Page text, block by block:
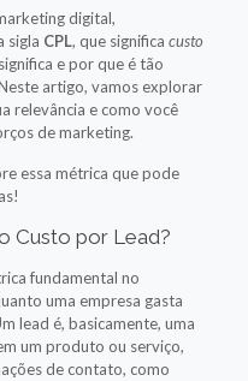
digital,
sigla CPL, que significa custo
e por que é tão
artigo, vamos explorar
relevância e como você
de marketing.
essa métrica que pode
Custo por Lead?
fundamental no
uma empresa gasta
lead é, basicamente, uma
um produto ou serviço,
de contato, como